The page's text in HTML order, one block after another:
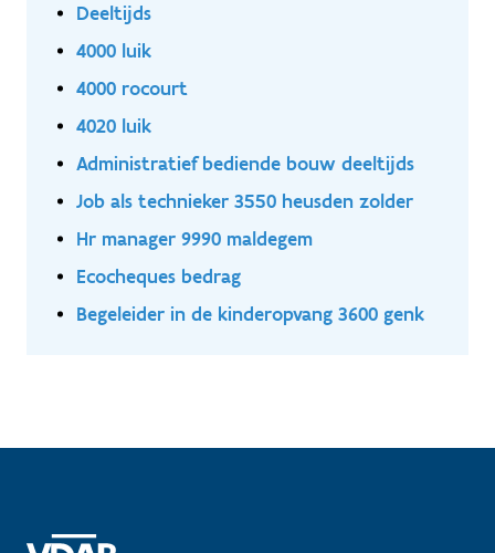
Deeltijds
4000 luik
4000 rocourt
4020 luik
Administratief bediende bouw deeltijds
Job als technieker 3550 heusden zolder
Hr manager 9990 maldegem
Ecocheques bedrag
Begeleider in de kinderopvang 3600 genk